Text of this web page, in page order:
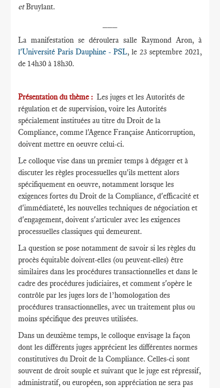
etBruylant.
La manifestation se déroulera salle Raymond Aron, à
l'Université Paris Dauphine - PSL, le 23 septembre 2021,
de 14h30 à 18h30.
Présentation du thème : Les juges et les Autorités de
régulation et de supervision, voire les Autorités
spécialement instituées au titre du Droit de la
Compliance, comme l'Agence Française Anticorruption,
doivent mettre en oeuvre celui-ci.
Le colloque vise dans un premier temps à dégager et à
discuter les règles processuelles qu'ils mettent alors
spécifiquement en oeuvre, notamment lorsque les
exigences fortes du Droit de la Compliance, d'efficacité et
d'immédiateté, les nouvelles techniques de négociation et
d'engagement, doivent s'articuler avec les exigences
processuelles classiques qui demeurent.
La question se pose notamment de savoir si les règles du
procès équitable doivent-elles (ou peuvent-elles) être
similaires dans les procédures transactionnelles et dans le
cadre des procédures judiciaires, et comment s'opère le
contrôle par les juges lors de l’homologation des
procédures transactionnelles, avec un traitement plus ou
moins spécifique des preuves utilisées.
Dans un deuxième temps, le colloque envisage la façon
dont les différents juges apprécient les différentes normes
constitutives du Droit de la Compliance. Celles-ci sont
souvent de droit souple et suivant que le juge est répressif,
administratif, ou européen, son appréciation ne sera pas